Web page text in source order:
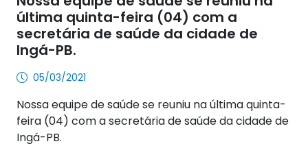
última quinta-feira (04) com a
secretária de saúde da cidade de
Ingá-PB.
05/03/2021
Nossa equipe de saúde se reuniu na última quinta-
feira (04) com a secretária de saúde da cidade de
Ingá-PB.